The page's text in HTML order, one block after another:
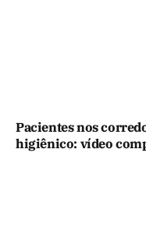
Pacientes nos
higiênico: vídeo